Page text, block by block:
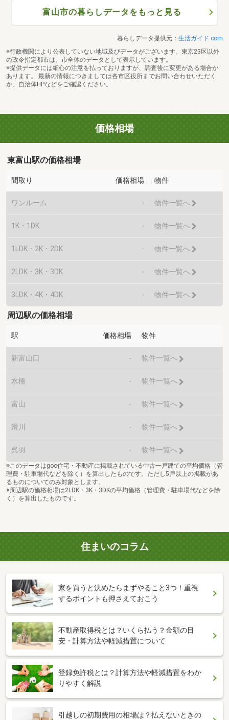
富山市の暮らしデータをもっと見る
暮らしデータ提供元： 生活ガイド.com
※行政機関により公表していない地域及びデータがございます。東京23区以外
の政令指定都市は、市全体のデータとして表示しています。
※提供データには細心の注意を払っておりますが、調査後に変更がある場合が
あります。 最新の情報につきましては各市区役所までお問い合わせいただく
か、自治体HPなどをご確認ください。
価格相場
東富山駅の価格相場
間取り 価格相場 物件
ワンルーム - 物件一覧へ
1K・1DK - 物件一覧へ
1LDK・2K・2DK - 物件一覧へ
2LDK・3K・3DK - 物件一覧へ
3LDK・4K・4DK - 物件一覧へ
周辺駅の価格相場
駅 価格相場 物件
新富山口 - 物件一覧へ
水橋 - 物件一覧へ
富山 - 物件一覧へ
滑川 - 物件一覧へ
呉羽 - 物件一覧へ
※このデータはgoo住宅・不動産に掲載されている中古一戸建ての平均価格（管
理費・駐車場代などを除く）を算出したものです。ただし5戸以上の掲載があ
るものについてのみ対象とします。
※周辺駅の価格相場は2LDK・3K・3DKの平均価格（管理費・駐車場代などを除
く）を算出したものです。
住まいのコラム
家を買うと決めたらまずやること3つ！重視
するポイントも押さえておこう
不動産取得税とは？いくら払う？金額の目
安・計算方法や軽減措置について
登録免許税とは？計算方法や軽減措置をわか
りやすく解説
引越しの初期費用の相場は？払えないときの